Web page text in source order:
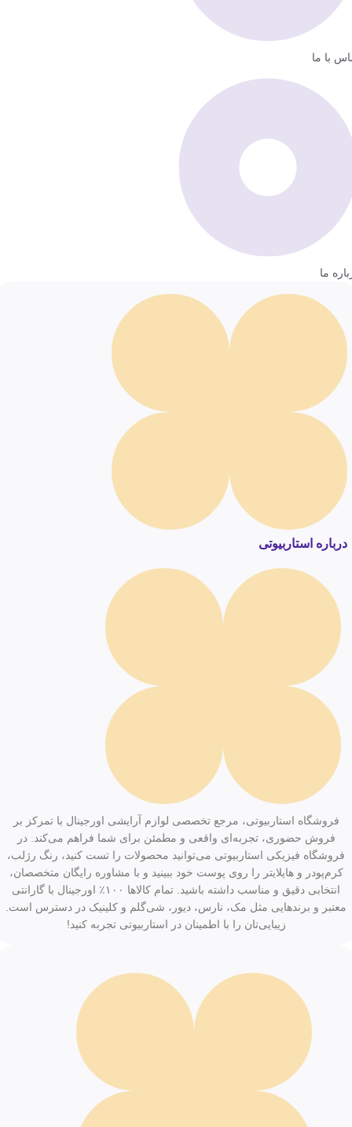
با ما
ما
درباره استاربیوتی
فروشگاه استاربیوتی، مرجع تخصصی لوازم آرایشی اورجینال با تمرکز بر
فروش حضوری، تجربه‌ای واقعی و مطمئن برای شما فراهم می‌کند. در
فروشگاه فیزیکی استاربیوتی می‌توانید محصولات را تست کنید، رنگ رژلب،
کرم‌پودر و هایلایتر را روی پوست خود ببینید و با مشاوره رایگان متخصصان،
انتخابی دقیق و مناسب داشته باشید. تمام کالاها ۱۰۰٪ اورجینال با گارانتی
معتبر و برندهایی مثل مک، نارس، دیور، شی‌گلم و کلینیک در دسترس است.
زیبایی‌تان را با اطمینان در استاربیوتی تجربه کنید!